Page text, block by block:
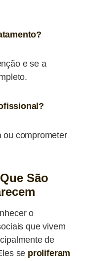
e se a
ou comprometer
São
o
que vivem
de
se proliferam